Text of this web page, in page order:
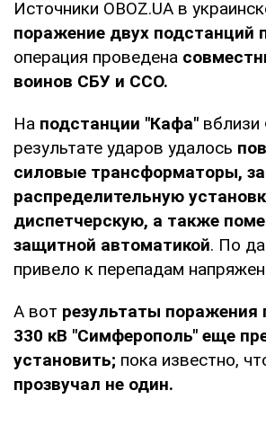
Источники OBOZ.UA в
поражение двух подстанций
операция проведена
воинов СБУ и ССО.
На подстанции "Кафа" вблизи
результате ударов удалось
силовые трансформаторы,
распределительную
диспетчерскую, а также
защитной автоматикой. По
привело к перепадам
А вот результаты поражения
330 кВ "Симферополь" еще
установить; пока известно,
прозвучал не один.